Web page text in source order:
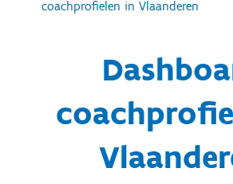
coachprofielen in Vlaanderen